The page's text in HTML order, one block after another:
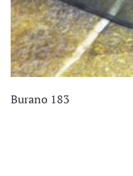
Burano 183